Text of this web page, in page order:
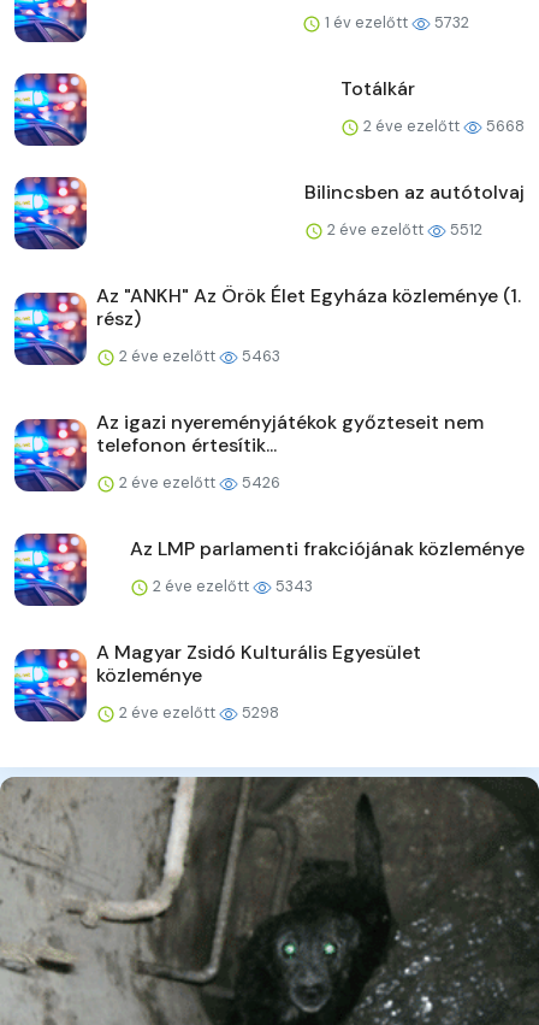
1 év ezelőtt 5732
Totálkár
2 éve ezelőtt 5668
Bilincsben az autótolvaj
2 éve ezelőtt 5512
Az "ANKH" Az Örök Élet Egyháza közleménye (1.
rész)
2 éve ezelőtt 5463
Az igazi nyereményjátékok győzteseit nem
telefonon értesítik...
2 éve ezelőtt 5426
Az LMP parlamenti frakciójának közleménye
2 éve ezelőtt 5343
A Magyar Zsidó Kulturális Egyesület
közleménye
2 éve ezelőtt 5298